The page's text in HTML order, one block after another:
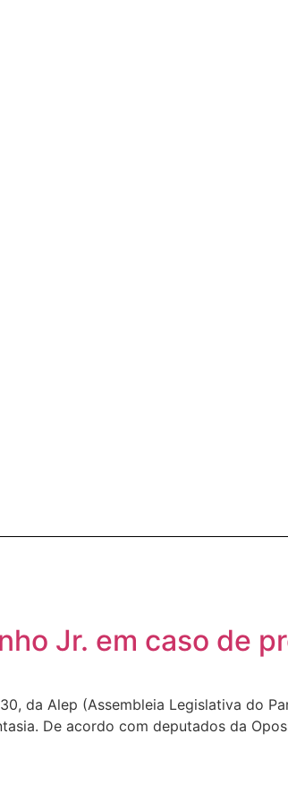
Jr. em caso de
da Alep (Assembleia Legislativa do
De acordo com deputados da